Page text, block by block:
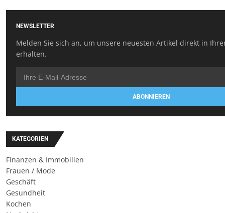
NEWSLETTER
Melden Sie sich an, um unsere neuesten Artikel direkt in
erhalten.
ABONNIEREN
KATEGORIEN
Finanzen & Immobilien
Frauen / Mode
Geschäft
Gesundheit
Kochen